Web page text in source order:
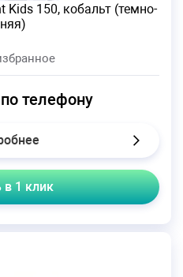
Kids 150, кобальт (темно-
телефону
в 1 клик